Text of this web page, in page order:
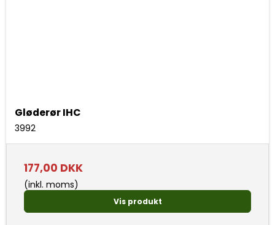
Gløderør IHC
3992
177,00 DKK
(inkl. moms)
Vis produkt